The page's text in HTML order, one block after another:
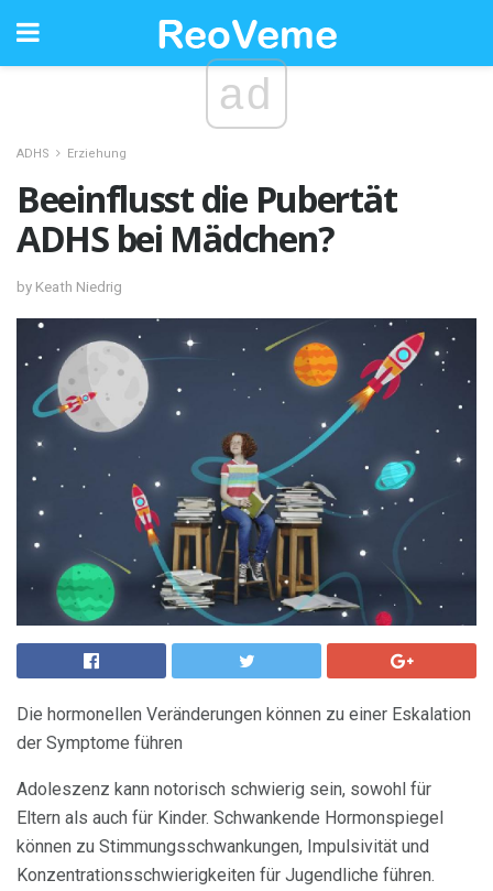
ad
ADHS Erziehung
Beeinflusst die Pubertät
ADHS bei Mädchen?
by Keath Niedrig
Die hormonellen Veränderungen können zu einer Eskalation
der Symptome führen
Adoleszenz kann notorisch schwierig sein, sowohl für
Eltern als auch für Kinder. Schwankende Hormonspiegel
können zu Stimmungsschwankungen, Impulsivität und
Konzentrationsschwierigkeiten für Jugendliche führen.